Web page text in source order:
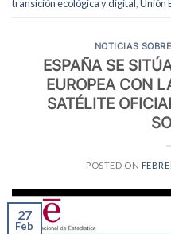
transición ecológica y digital,Unión
NOTICIAS
ESPAÑA SE
EUROPEA CON
SATÉLITE
POSTED ON
27
Feb